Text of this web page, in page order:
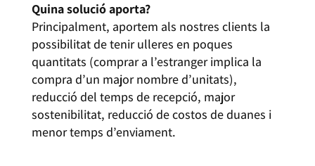
Quina solució aporta?
Principalment, aportem als nostres clients la
possibilitat de tenir ulleres en poques
quantitats (comprar a l’estranger implica la
compra d’un major nombre d’unitats),
reducció del temps de recepció, major
sostenibilitat, reducció de costos de duanes i
menor temps d’enviament.